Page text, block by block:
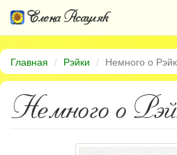
Елена Асауляк
Главная Рэйки Немного о
Немного о